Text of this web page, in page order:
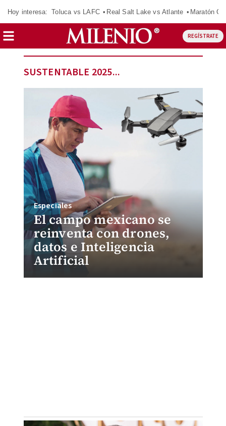
Hoy interesa: Toluca vs LAFC Real Salt Lake vs Atlante Maratón
REGÍSTRATE
SUSTENTABLE 2025...
El campo mexicano se
reinventa con drones,
datos e Inteligencia
Artificial
Especiales